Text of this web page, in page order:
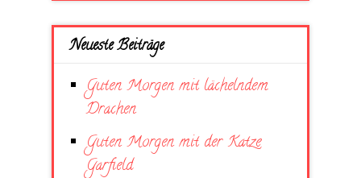
Neueste Beiträge
Guten Morgen mit lächelndem
Drachen
Guten Morgen mit der Katze
Garfield